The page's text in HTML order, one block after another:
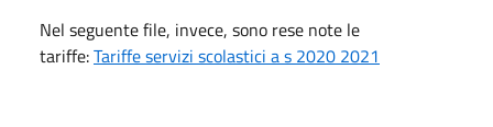
Nel seguente file, invece, sono rese note le
tariffe:Tariffe servizi scolastici a s 2020 2021